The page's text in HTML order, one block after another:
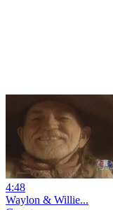
4:48
Waylon & Willie...